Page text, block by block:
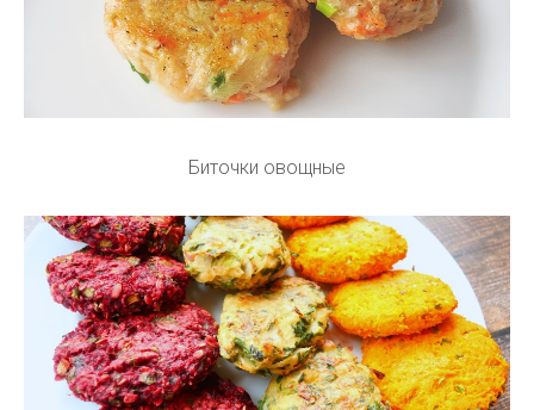
Биточки овощные